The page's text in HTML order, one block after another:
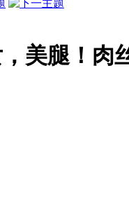
美腿！肉